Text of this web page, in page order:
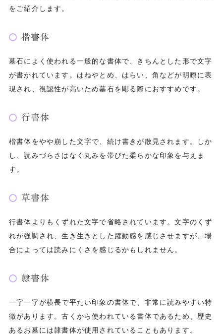
をご紹介します。
楷書体
墓石によく使われる一般的な書体で、きちんとした形で文字
が書かれています。はねやとめ、はらい、角などが明瞭に表
現され、視認性が高いため墓石を彫る際におすすめです。
行書体
楷書体をやや崩した文字で、続け書きが散見されます。しか
し、読みづらさはなく丸みを帯びた柔らかな印象を与えま
す。
草書体
行書体よりもくずれた文字で省略されています。文字のくず
れが強調され、生き生きとした躍動感を感じさせますが、場
合によっては読みにくさを感じるかもしれません。
隷書体
一字一字が横長で平たい印象の書体で、非常に読みやすい特
徴があります。古くから使われている書体であるため、歴史
あるお墓には隷書体が使用されていることもあります。